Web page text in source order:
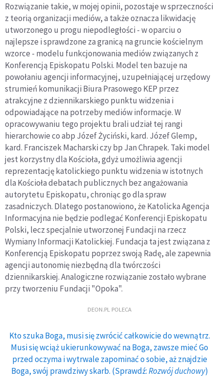
Rozwiązanie takie, w mojej opinii, pozostaje w sprzeczności
z teorią organizacji mediów, a także oznacza likwidację
utworzonego u progu niepodległości - w oparciu o
najlepsze i sprawdzone za granicą na gruncie kościelnym
wzorce - modelu funkcjonowania mediów związanych z
Konferencją Episkopatu Polski. Model ten bazuje na
powołaniu agencji informacyjnej, uzupełniającej urzędowy
strumień komunikacji Biura Prasowego KEP przez
atrakcyjne z dziennikarskiego punktu widzenia i
odpowiadające na potrzeby mediów informacje. W
opracowywaniu tego projektu brali udział tej rangi
hierarchowie co abp Józef Życiński, kard. Józef Glemp,
kard. Franciszek Macharski czy bp Jan Chrapek. Taki model
jest korzystny dla Kościoła, gdyż umożliwia agencji
reprezentację katolickiego punktu widzenia w istotnych
dla Kościoła debatach publicznych bez angażowania
autorytetu Episkopatu, chroniąc go dla spraw
zasadniczych. Dlatego postanowiono, że Katolicka Agencja
Informacyjna nie będzie podlegać Konferencji Episkopatu
Polski, lecz specjalnie utworzonej Fundacji na rzecz
Wymiany Informacji Katolickiej. Fundacja ta jest związana z
Konferencją Episkopatu poprzez swoją Radę, ale zapewnia
agencji autonomię niezbędną dla twórczości
dziennikarskiej. Analogiczne rozwiązanie zostało wybrane
przy tworzeniu Fundacji "Opoka".
DEON.PL POLECA
Kto szuka Boga, musi się zwrócić całkowicie do wewnątrz.
Musi się wciąż ukierunkowywać na Boga, zawsze mieć Go
przed oczyma i wytrwale zapominać o sobie, aż znajdzie
Boga, swój prawdziwy skarb. (Sprawdź:Rozwój duchowy)